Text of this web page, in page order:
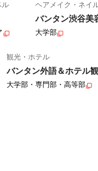
ル ヘアメイク・ネイ
バンタン渋谷美
大学部
観光・ホテル
バンタン外語＆ホテル
大学部・専門部・高等部